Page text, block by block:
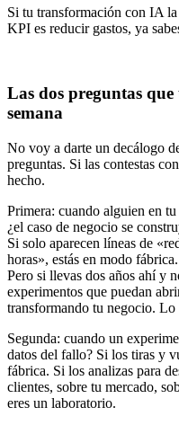
Si tu transformación con IA
KPI es reducir gastos, ya
Las dos preguntas que
semana
No voy a darte un decálogo
preguntas. Si las contestas
hecho.
Primera: cuando alguien en
¿el caso de negocio se
Si solo aparecen líneas de
horas», estás en modo
Pero si llevas dos años ahí y
experimentos que puedan
transformando tu negocio. Lo
Segunda: cuando un
datos del fallo? Si los tiras y
fábrica. Si los analizas para
clientes, sobre tu mercado,
eres un laboratorio.